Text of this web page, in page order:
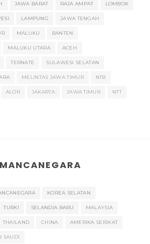
JAWA BARAT RAJA AMPAT LOMBOK
LAMPUNG JAWA TENGAH
MALUKU BANTEN
MALUKU UTARA ACEH
TERNATE SULAWESI SELATAN
MELINTAS JAWA TIMUR NTB
ALOR JAKARTA JAWA TIMUR NTT
MANCANEGARA
KOREA SELATAN
TURKI SELANDIA BARU MALAYSIA
THAILAND CHINA AMERIKA SERIKAT
SAUDI